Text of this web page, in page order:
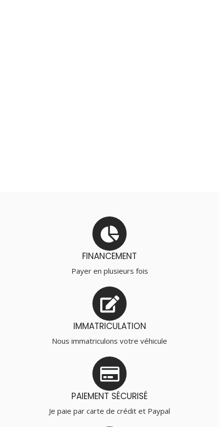
FINANCEMENT
Payer en plusieurs fois
IMMATRICULATION
Nous immatriculons votre véhicule
PAIEMENT SÉCURISÉ
Je paie par carte de crédit et Paypal